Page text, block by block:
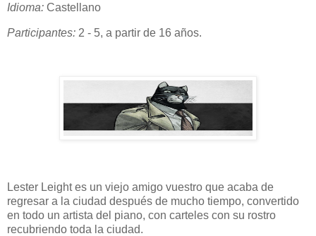
Idioma: Castellano
Participantes: 2 - 5, a partir de 16 años.
Lester Leight es un viejo amigo vuestro que acaba de
regresar a la ciudad después de mucho tiempo, convertido
en todo un artista del piano, con carteles con su rostro
recubriendo toda la ciudad.